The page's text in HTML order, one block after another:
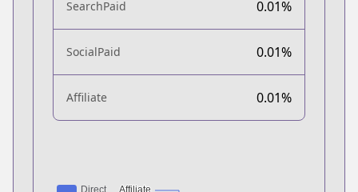
SearchPaid 0.01%
SocialPaid 0.01%
Affiliate 0.01%